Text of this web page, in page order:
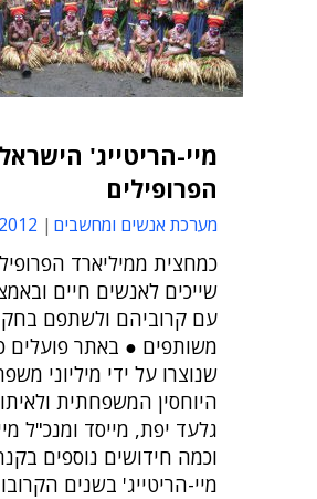
מיי-הריטייג'
הפרופילים
מערכת אנשים ומחשבים 15:18
כמחצית ממיליארד
שייכים לאנשים חיים
עם קרוביהם ולשתפם
שנוצרו על ידי מיליוני
היוחסין המשפחתית
גלעד יפת, מייסד ומנכ"ל
וכמה חידושים נוספים
מיי-הריטייג' בשנים